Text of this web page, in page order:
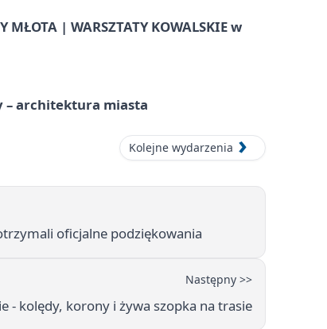
MŁOTA | WARSZTATY KOWALSKIE w
– architektura miasta
Kolejne wydarzenia
oficjalne podziękowania
Następny >>
- kolędy, korony i żywa szopka na trasie